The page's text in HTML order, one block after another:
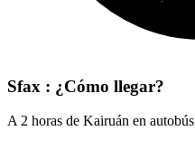
Sfax : ¿Cómo llegar?
A 2 horas de Kairuán en autobús